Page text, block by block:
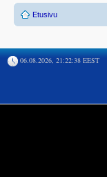
Etusivu
06.08.2026, 21:22:38 EEST